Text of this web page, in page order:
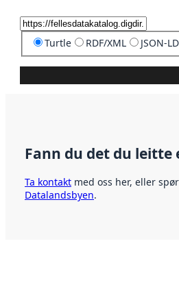
Turtle RDF/XML JSON-LD
Fann du det du leitte
Ta kontakt med oss her, eller
Datalandsbyen.